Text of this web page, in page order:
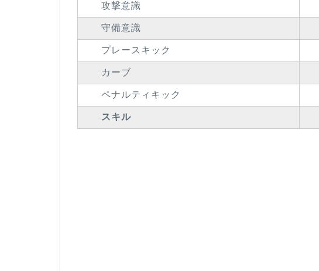
攻撃意識
守備意識
プレースキック
カーブ
ペナルティキック
スキル